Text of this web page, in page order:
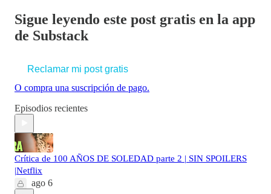
Sigue leyendo este post gratis en la app
de Substack
Reclamar mi post gratis
O compra una suscripción de pago.
Episodios recientes
Crítica de 100 AÑOS DE SOLEDAD parte 2 | SIN SPOILERS
|Netflix
ago 6